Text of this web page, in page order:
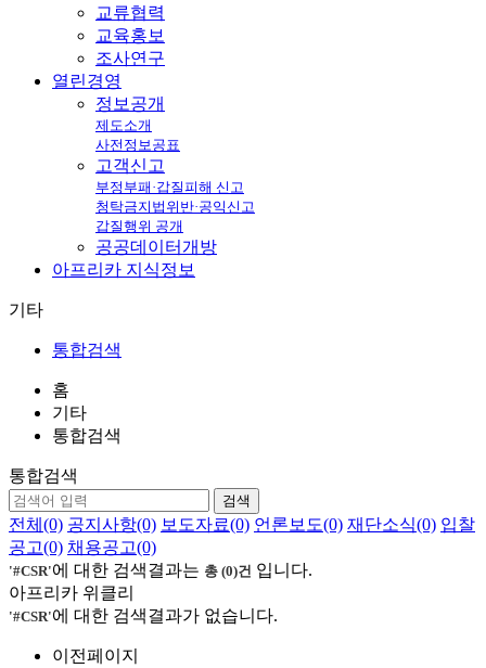
교류협력
교육홍보
조사연구
열린경영
정보공개
제도소개
사전정보공표
고객신고
부정부패·갑질피해 신고
청탁금지법위반·공익신고
갑질행위 공개
공공데이터개방
아프리카 지식정보
기타
통합검색
홈
기타
통합검색
통합검색
검색
전체(0) 공지사항(0) 보도자료(0) 언론보도(0) 재단소식(0) 입찰
공고(0) 채용공고(0)
'#CSR'에 대한 검색결과는 총 (0)건 입니다.
아프리카 위클리
'#CSR'에 대한 검색결과가 없습니다.
이전페이지